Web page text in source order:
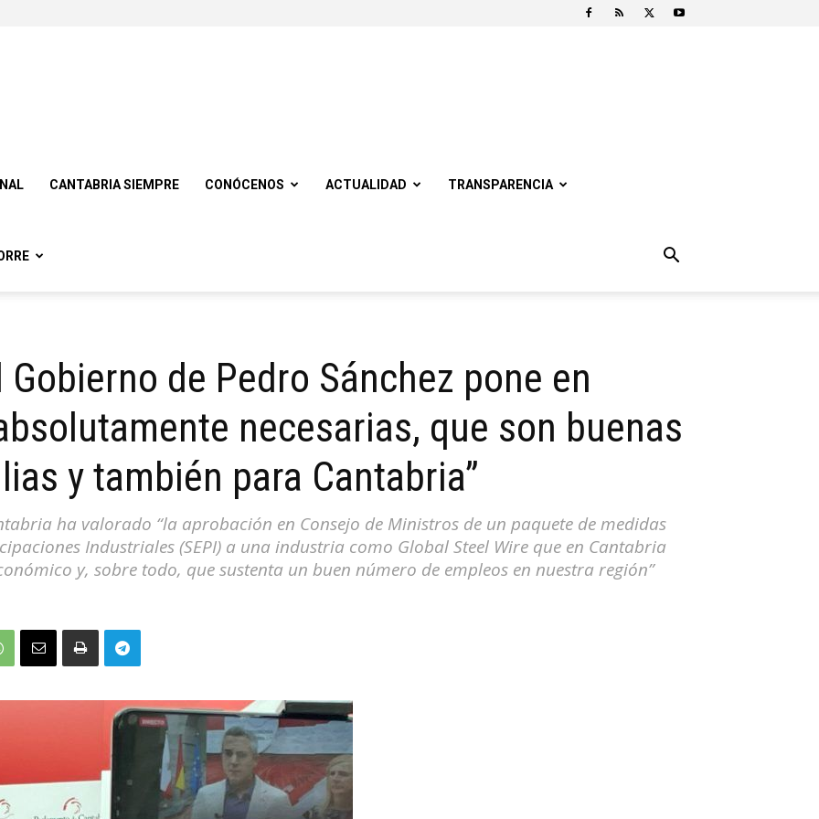
CANTABRIA SIEMPRE CONÓCENOS ACTUALIDAD TRANSPARENCIA
Gobierno de Pedro Sánchez pone en
necesarias, que son buenas
y también para Cantabria”
ha valorado “la aprobación en Consejo de Ministros de un paquete de medidas
Industriales (SEPI) a una industria como Global Steel Wire que en Cantabria
y, sobre todo, que sustenta un buen número de empleos en nuestra región”